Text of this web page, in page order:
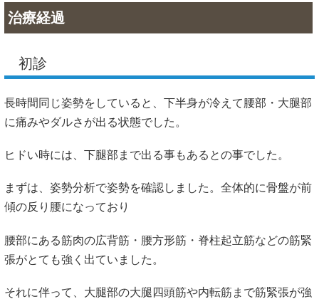
治療経過
初診
長時間同じ姿勢をしていると、下半身が冷えて腰部・大腿部
に痛みやダルさが出る状態でした。
ヒドい時には、下腿部まで出る事もあるとの事でした。
まずは、姿勢分析で姿勢を確認しました。全体的に骨盤が前
傾の反り腰になっており
腰部にある筋肉の広背筋・腰方形筋・脊柱起立筋などの筋緊
張がとても強く出ていました。
それに伴って、大腿部の大腿四頭筋や内転筋まで筋緊張が強